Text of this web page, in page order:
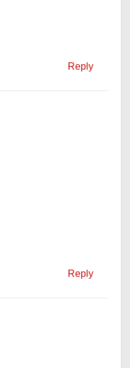
Reply
Reply